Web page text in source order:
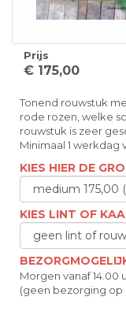
Prijs
€ 175,00
Tonend rouwstuk
rode rozen, welke
rouwstuk is zeer
Minimaal 1 werkdag
KIES HIER DE
KIES LINT OF
Morgen vanaf 14.00
(geen bezorging op